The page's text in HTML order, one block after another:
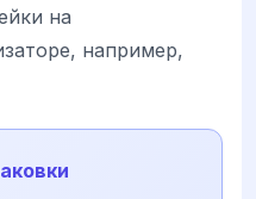
на
например,